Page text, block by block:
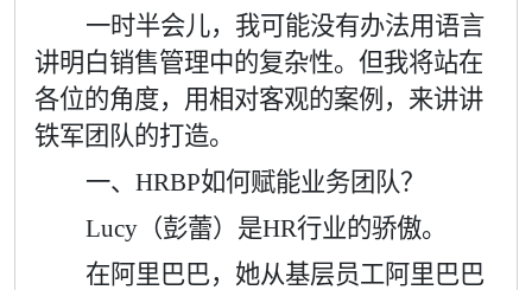
一时半会儿，我可能没有办法用语言
讲明白销售管理中的复杂性。但我将站在
各位的角度，用相对客观的案例，来讲讲
铁军团队的打造。
一、 HRBP如何赋能业务团队？
Lucy（彭蕾）是HR行业的骄傲。
在阿里巴巴，她从基层员工阿里巴巴